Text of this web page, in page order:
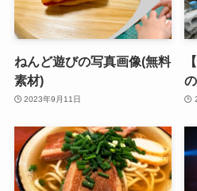
ねんど遊びの写真画像(無料
素材)
2023年9月11日